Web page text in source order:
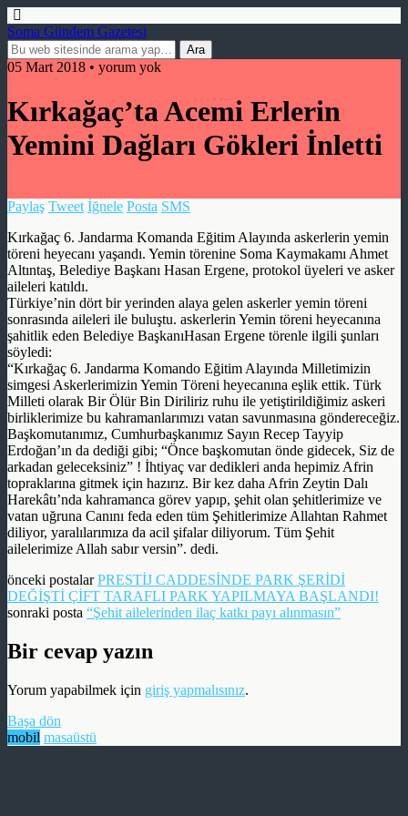
Soma Gündem Gazetesi
05 Mart 2018 • yorum yok
Kırkağaç’ta Acemi Erlerin
Yemini Dağları Gökleri İnletti
Paylaş Tweet İğnele Posta SMS
Kırkağaç 6. Jandarma Komanda Eğitim Alayında askerlerin yemin
töreni heyecanı yaşandı. Yemin törenine Soma Kaymakamı Ahmet
Altıntaş, Belediye Başkanı Hasan Ergene, protokol üyeleri ve asker
aileleri katıldı.
Türkiye’nin dört bir yerinden alaya gelen askerler yemin töreni
sonrasında aileleri ile buluştu. askerlerin Yemin töreni heyecanına
şahitlik eden Belediye BaşkanıHasan Ergene törenle ilgili şunları
söyledi:
“Kırkağaç 6. Jandarma Komando Eğitim Alayında Milletimizin
simgesi Askerlerimizin Yemin Töreni heyecanına eşlik ettik. Türk
Milleti olarak Bir Ölür Bin Diriliriz ruhu ile yetiştirildiğimiz askeri
birliklerimize bu kahramanlarımızı vatan savunmasına göndereceğiz.
Başkomutanımız, Cumhurbaşkanımız Sayın Recep Tayyip
Erdoğan’ın da dediği gibi; “Önce başkomutan önde gidecek, Siz de
arkadan geleceksiniz” ! İhtiyaç var dedikleri anda hepimiz Afrin
topraklarına gitmek için hazırız. Bir kez daha Afrin Zeytin Dalı
Harekâtı’nda kahramanca görev yapıp, şehit olan şehitlerimize ve
vatan uğruna Canını feda eden tüm Şehitlerimize Allahtan Rahmet
diliyor, yaralılarımıza da acil şifalar diliyorum. Tüm Şehit
ailelerimize Allah sabır versin”. dedi.
önceki postalarPRESTİJ CADDESİNDE PARK ŞERİDİ
DEĞİŞTİ ÇİFT TARAFLI PARK YAPILMAYA BAŞLANDI!
sonraki posta “Şehit ailelerinden ilaç katkı payı alınmasın”
Bir cevap yazın
Yorum yapabilmek için giriş yapmalısınız.
Başa dön
mobil masaüstü